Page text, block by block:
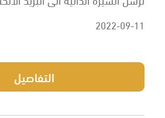
2022-09-11
التفاصيل